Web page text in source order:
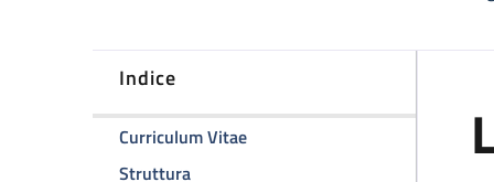
Indice
Curriculum Vitaedella pagina Luigi Lovato
Strutturadella pagina Luigi Lovato